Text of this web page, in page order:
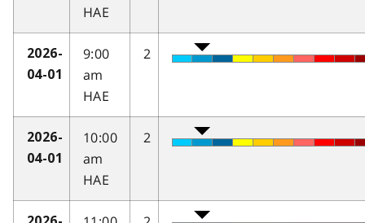
HAE
2026-
04-01
9:00
am
HAE
2
2026-
04-01
10:00
am
HAE
2